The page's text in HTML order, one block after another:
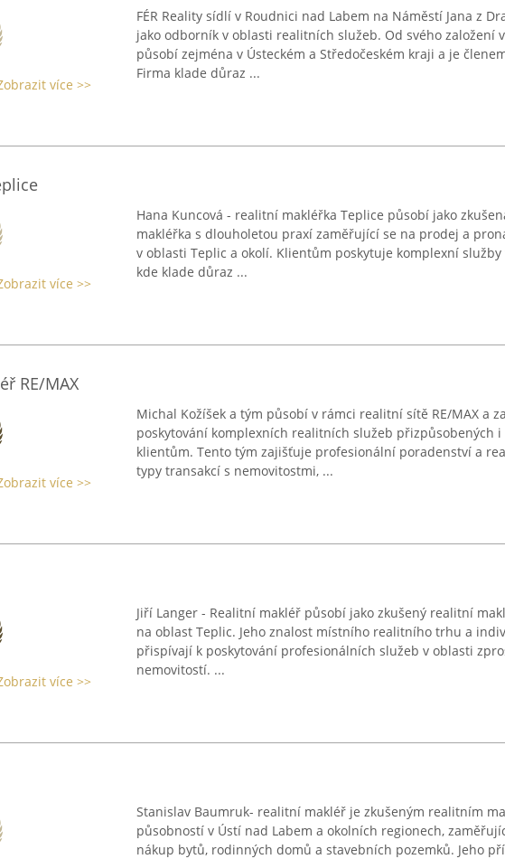
více >>
FÉR Reality sídlí v Roudnici nad Labem na Náměstí Jana z
jako odborník v oblasti realitních služeb. Od svého založení
působí zejména v Ústeckém a Středočeském kraji a je
Firma klade důraz ...
více >>
Hana Kuncová - realitní makléřka Teplice působí jako
makléřka s dlouholetou praxí zaměřující se na prodej a
v oblasti Teplic a okolí. Klientům poskytuje komplexní
kde klade důraz ...
RE/MAX
více >>
Michal Kožíšek a tým působí v rámci realitní sítě RE/MAX a
poskytování komplexních realitních služeb přizpůsobených i
klientům. Tento tým zajišťuje profesionální poradenství a
typy transakcí s nemovitostmi, ...
více >>
Jiří Langer - Realitní makléř působí jako zkušený realitní
na oblast Teplic. Jeho znalost místního realitního trhu a
přispívají k poskytování profesionálních služeb v oblasti
nemovitostí. ...
Stanislav Baumruk- realitní makléř je zkušeným realitním
působností v Ústí nad Labem a okolních regionech,
nákup bytů, rodinných domů a stavebních pozemků. Jeho